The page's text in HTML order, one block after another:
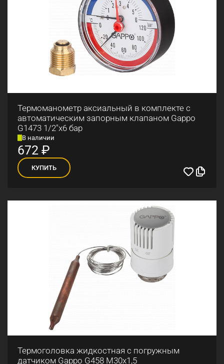
Термоманометр аксиальный в комплекте с
автоматическим запорным клапаном Gappo
G1473 1/2"x6 бар
В наличии
672₽
КУПИТЬ
Термоголовка жидкостная с погружным
датчиком Gappo G458 М30x1,5